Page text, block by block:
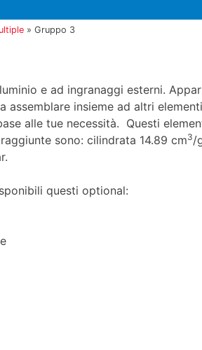
»Gruppo 3
e ad ingranaggi esterni.
assemblare insieme ad altri
alle tue necessità. Questi
sono: cilindrata 14.89 cm3/
questi optional: